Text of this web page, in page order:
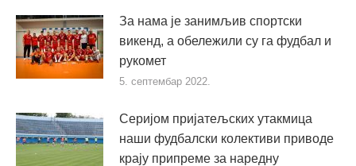
За нама је занимљив спортски
викенд, а обележили су га фудбал и
рукомет
5. септембар 2022.
Серијом пријатељских утакмица
наши фудбалски колективи приводе
крају припреме за наредну